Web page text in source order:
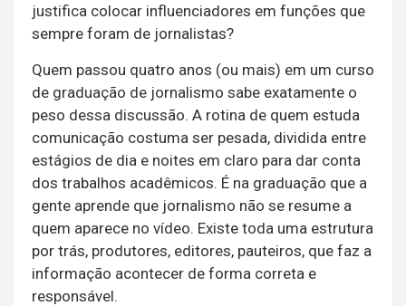
justifica colocar influenciadores em funções que
sempre foram de jornalistas?
Quem passou quatro anos (ou mais) em um curso
de graduação de jornalismo sabe exatamente o
peso dessa discussão. A rotina de quem estuda
comunicação costuma ser pesada, dividida entre
estágios de dia e noites em claro para dar conta
dos trabalhos acadêmicos. É na graduação que a
gente aprende que jornalismo não se resume a
quem aparece no vídeo. Existe toda uma estrutura
por trás, produtores, editores, pauteiros, que faz a
informação acontecer de forma correta e
responsável.